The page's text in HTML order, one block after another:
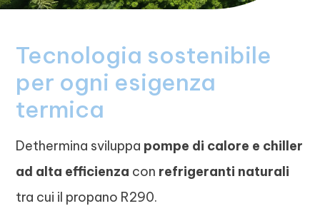
Tecnologia sostenibile
per ogni esigenza
termica
Dethermina sviluppa pompe di calore e chiller
ad alta efficienza con refrigeranti naturali
tra cui il propano R290.